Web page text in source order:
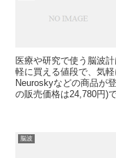
医療や研究で使う脳波
軽に買える値段で、気
Neuroskyなどの商品が
の販売価格は24,780円)
脳波